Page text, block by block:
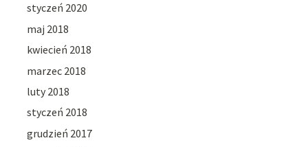
styczeń 2020
maj 2018
kwiecień 2018
marzec 2018
luty 2018
styczeń 2018
grudzień 2017